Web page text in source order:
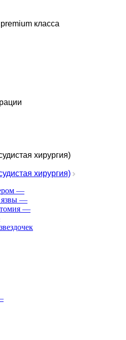
класса
хирургия)
хирургия)
—
—
—